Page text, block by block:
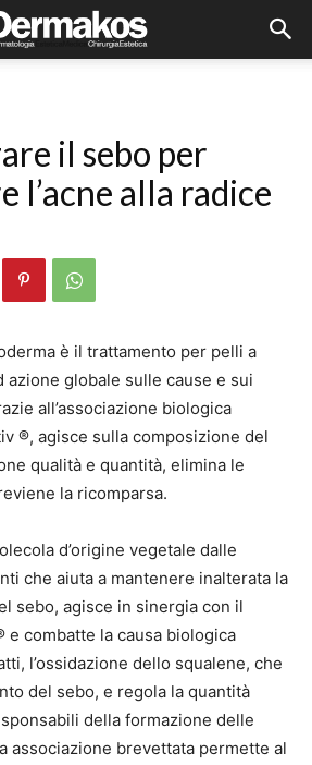
il sebo per
l’acne alla radice
è il trattamento per pelli a
azione globale sulle cause e sui
all’associazione biologica
®, agisce sulla composizione del
qualità e quantità, elimina le
la ricomparsa.
d’origine vegetale dalle
che aiuta a mantenere inalterata la
sebo, agisce in sinergia con il
e combatte la causa biologica
l’ossidazione dello squalene, che
del sebo, e regola la quantità
della formazione delle
associazione brevettata permette al